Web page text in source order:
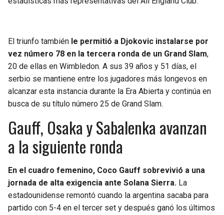
El triunfo también le permitió a Djokovic instalarse por
vez número 78 en la tercera ronda de un Grand Slam,
20 de ellas en Wimbledon. A sus 39 años y 51 días, el
serbio se mantiene entre los jugadores más longevos en
alcanzar esta instancia durante la Era Abierta y continúa en
busca de su título número 25 de Grand Slam.
Gauff, Osaka y Sabalenka avanzan
a la siguiente ronda
En el cuadro femenino, Coco Gauff sobrevivió a una
jornada de alta exigencia ante Solana Sierra. La
estadounidense remontó cuando la argentina sacaba para
partido con 5-4 en el tercer set y después ganó los últimos